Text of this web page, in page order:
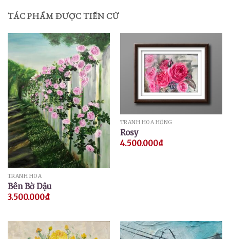
TÁC PHẨM ĐƯỢC TIẾN CỬ
TRANH HOA
Bên Bờ Dậu
3.500.000₫
TRANH HOA HỒNG
Rosy
4.500.000₫